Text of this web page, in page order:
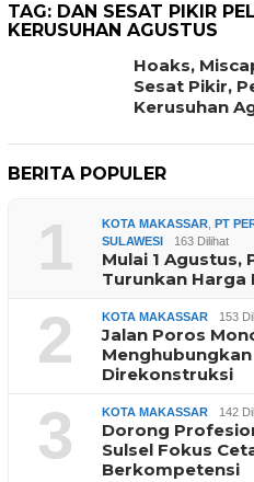
TAG: DAN SESAT PIKIR
KERUSUHAN AGUSTUS
Hoaks,
Sesat Pikir,
Kerusuhan
BERITA POPULER
1 KOTA MAKASSAR, PT
SULAWESI
163 Dilihat
Mulai 1 Agustus,
Turunkan Harga
2 KOTA MAKASSAR 153
Jalan Poros
Direkonstruksi
3 KOTA MAKASSAR 142
Dorong
Sulsel Fokus
Berkompetensi